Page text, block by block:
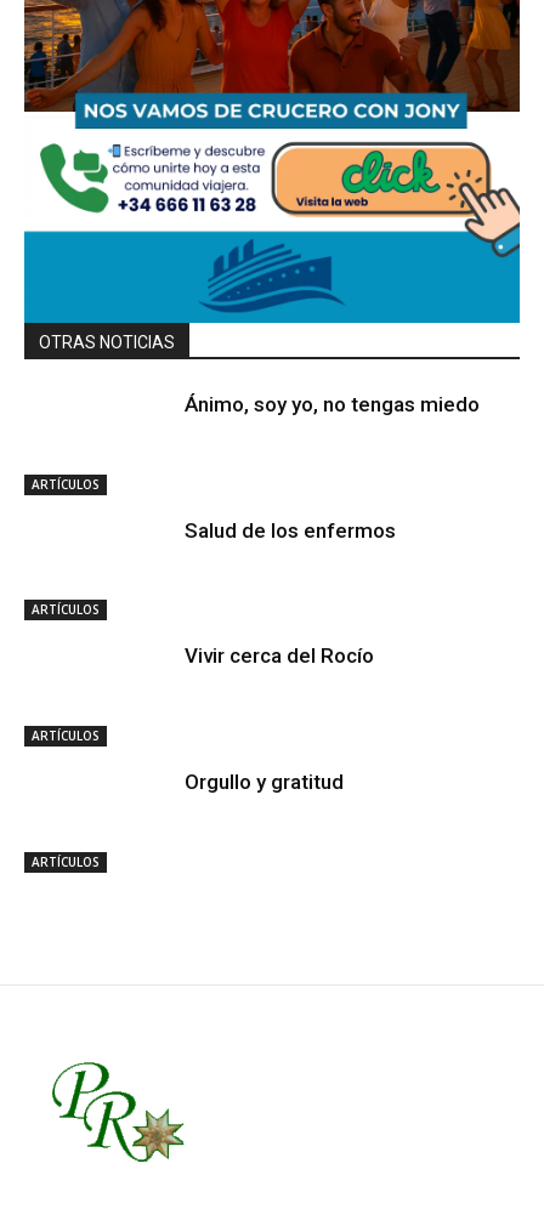
OTRAS NOTICIAS
ARTÍCULOS
Ánimo, soy yo, no tengas miedo
ARTÍCULOS
Salud de los enfermos
ARTÍCULOS
Vivir cerca del Rocío
ARTÍCULOS
Orgullo y gratitud